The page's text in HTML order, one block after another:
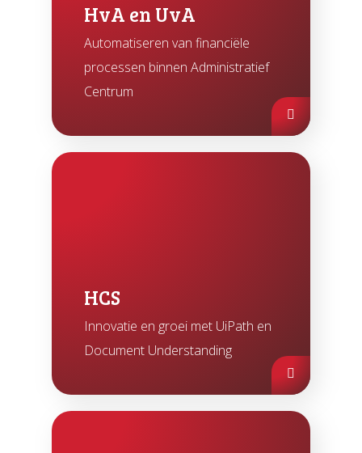
HvA en UvA
Automatiseren van financiële
processen binnen Administratief
Centrum
HCS
Innovatie en groei met UiPath en
Document Understanding